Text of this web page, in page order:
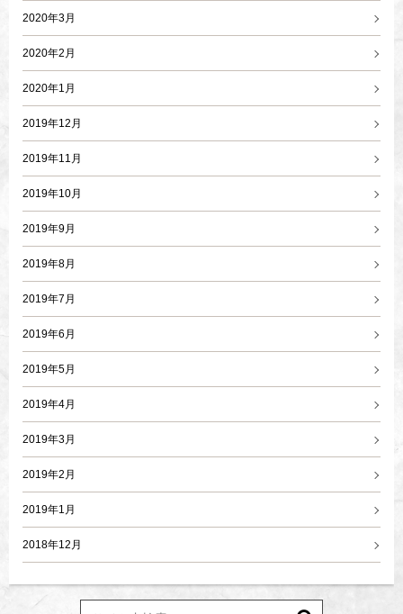
2020年3月
2020年2月
2020年1月
2019年12月
2019年11月
2019年10月
2019年9月
2019年8月
2019年7月
2019年6月
2019年5月
2019年4月
2019年3月
2019年2月
2019年1月
2018年12月